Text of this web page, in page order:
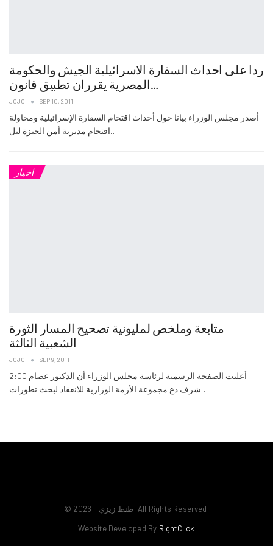
ردا على احداث السفارة الاسرائيلية الجيش والحكومة
المصرية يقرران تطبيق قانون…
JOJO SEP 10, 2011
أصدر مجلس الوزراء بيانا حول أحداث اقتحام السفارة الإسرائيلية ومحاولة
اقتحام مديرية أمن الجيزة ليل…
اخبار
متابعة وملخص لمليونية تصحيح المسار الثورة
الشعبية الثالثة
JOJO SEP 9, 2011
2:00 أعلنت الصفحة الرسمية لرئاسة مجلس الوزراء أن الدكتور عصام
شرف دع مجموعة الأزمة الوزارية للانعقاد لبحث تطورات…
© 2026 - طنط زيزي. All Rights Reserved.
Website Developed By RightClick